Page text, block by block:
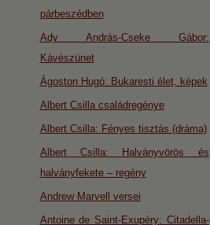
párbeszédben
Ady András-Cseke Gábor:
Kávészünet
Ágoston Hugó: Bukaresti élet, képek
Albert Csilla családregénye
Albert Csilla: Fényes tisztás (dráma)
Albert Csilla: Halványvörös és
halványfekete – regény
Andrew Marvell versei
Antoine de Saint-Exupéry: Citadella-